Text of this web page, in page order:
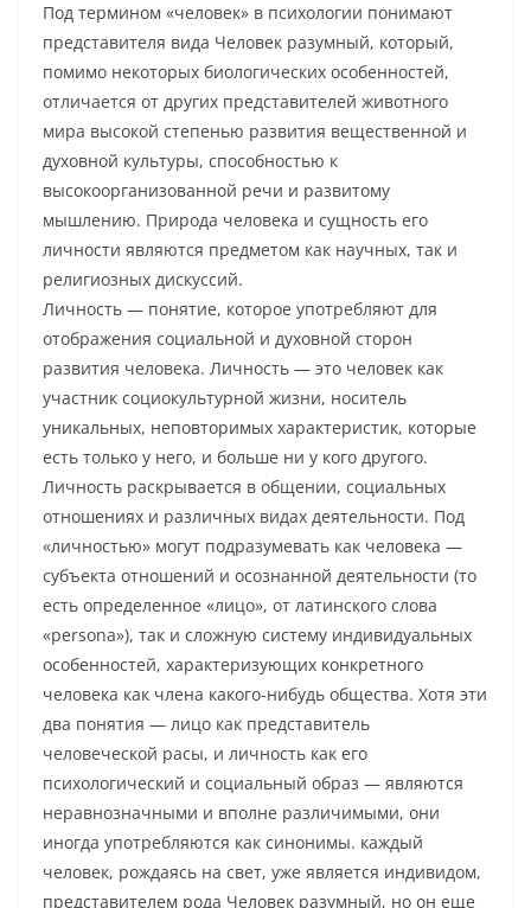
Под термином «человек» в психологии понимают
представителя вида Человек разумный, который,
помимо некоторых биологических особенностей,
отличается от других представителей животного
мира высокой степенью развития вещественной и
духовной культуры, способностью к
высокоорганизованной речи и развитому
мышлению. Природа человека и сущность его
личности являются предметом как научных, так и
религиозных дискуссий.
Личность — понятие, которое употребляют для
отображения социальной и духовной сторон
развития человека. Личность — это человек как
участник социокультурной жизни, носитель
уникальных, неповторимых характеристик, которые
есть только у него, и больше ни у кого другого.
Личность раскрывается в общении, социальных
отношениях и различных видах деятельности. Под
«личностью» могут подразумевать как человека —
субъекта отношений и осознанной деятельности (то
есть определенное «лицо», от латинского слова
«persona»), так и сложную систему индивидуальных
особенностей, характеризующих конкретного
человека как члена какого-нибудь общества. Хотя эти
два понятия — лицо как представитель
человеческой расы, и личность как его
психологический и социальный образ — являются
неравнозначными и вполне различимыми, они
иногда употребляются как синонимы. каждый
человек, рождаясь на свет, уже является индивидом,
представителем рода Человек разумный, но он еще